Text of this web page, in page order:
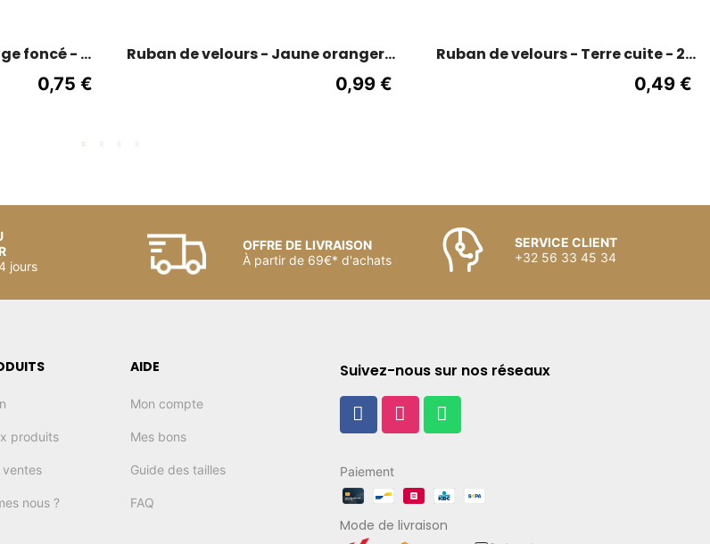
foncé - 2
0,75 €
Ruban de velours - Jaune oranger -
0,99 €
Ruban de velours - Terre cuite - 2
0,49 €
jours
OFFRE DE LIVRAISON
À partir de 69€* d'achats
SERVICE CLIENT
+32 56 33 45 34
produits
ventes
nous ?
AIDE
Mon compte
Mes bons
Guide des tailles
FAQ
Suivez-nous sur nos réseaux
Paiement
Mode de livraison